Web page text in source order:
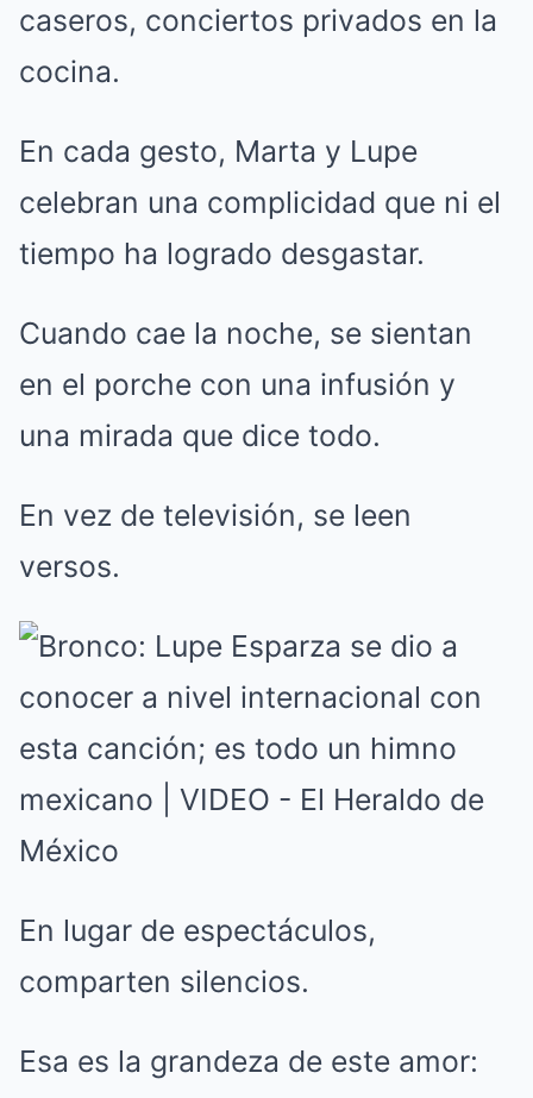
caseros, conciertos privados en la
cocina.
En cada gesto, Marta y Lupe
celebran una complicidad que ni el
tiempo ha logrado desgastar.
Cuando cae la noche, se sientan
en el porche con una infusión y
una mirada que dice todo.
En vez de televisión, se leen
versos.
En lugar de espectáculos,
comparten silencios.
Esa es la grandeza de este amor: